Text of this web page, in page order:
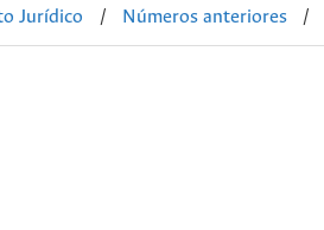
Jurídico / Números anteriores /